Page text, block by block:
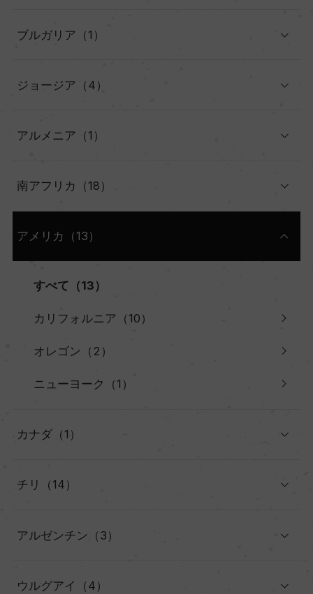
ブルガリア（1）
ジョージア（4）
アルメニア（1）
南アフリカ（18）
アメリカ（13）
すべて（13）
カリフォルニア（10）
オレゴン（2）
ニューヨーク（1）
カナダ（1）
チリ（14）
アルゼンチン（3）
ウルグアイ（4）